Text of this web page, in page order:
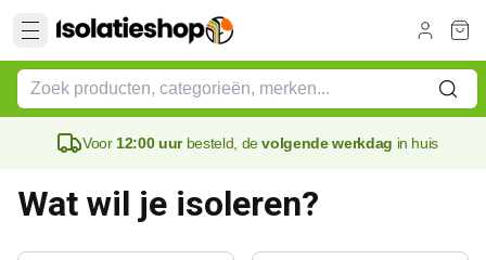
Voor 12:00 uurbesteld, devolgende werkdag in huis
Wat wil je isoleren?